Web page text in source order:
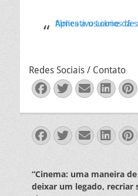
Aplicativo Loone dá sugestões de filmes a
Redes Sociais / Contato
Facebook
Twitter
Email
Facebook
Twitter
Email
“Cinema: uma maneira
deixar um legado, recriar